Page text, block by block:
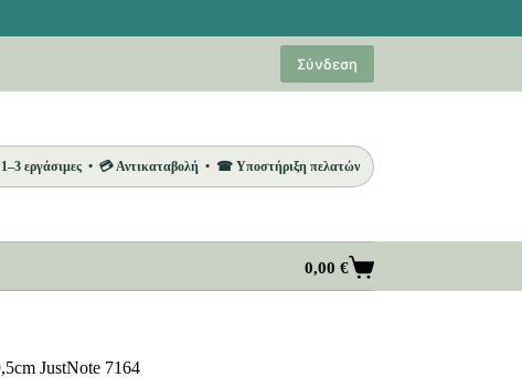
Σύνδεση
εργάσιμες • 💳 Αντικαταβολή • ☎ Υποστήριξη πελατών
Καλάθι
Αγορών
0,00 €
JustNote 7164